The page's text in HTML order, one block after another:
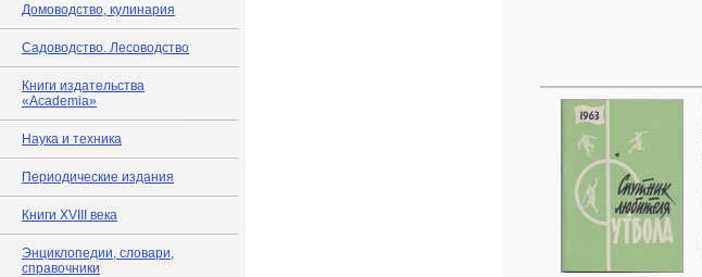
Домоводство, кулинария
Садоводство. Лесоводство
Книги издательства
«Academia»
Наука и техника
Периодические издания
Книги XVIII века
Энциклопедии, словари,
справочники